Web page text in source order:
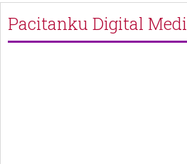
Pacitanku Digital